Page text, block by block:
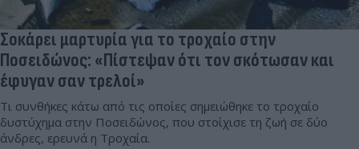
Σοκάρει μαρτυρία για το τροχαίο στην
Ποσειδώνος: «Πίστεψαν ότι τον σκότωσαν και
έφυγαν σαν τρελοί»
Τι συνθήκες κάτω από τις οποίες σημειώθηκε το τροχαίο
δυστύχημα στην Ποσειδώνος, που στοίχισε τη ζωή σε δύο
άνδρες, ερευνά η Τροχαία.